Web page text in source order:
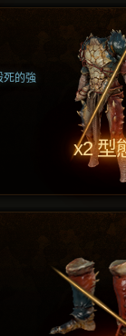
死的強
x2 型